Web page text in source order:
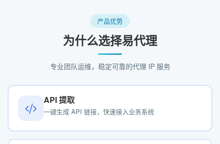
产品优势
为什么选择易代理
专业团队运维，稳定可靠的代理 IP 服务
API 提取
一键生成 API 链接，快速接入业务系统